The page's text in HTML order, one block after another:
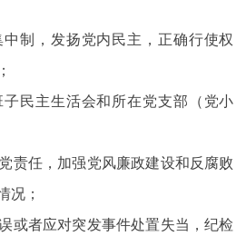
，发扬党内民主，正确行使权
主生活会和所在党支部（党小
任，加强党风廉政建设和反腐败
况；
者应对突发事件处置失当，纪检